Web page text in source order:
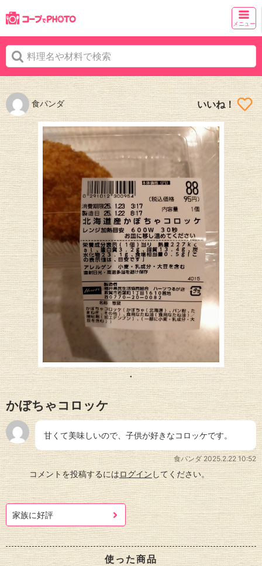
メニュー
食パンダ いいね！
かぼちゃコロッケ
甘くて美味しいので、子供が好きなコロッケです。
食パンダ2025.2.22 10:52
コメントを投稿するにはログインしてください。
家族に好評
使った商品